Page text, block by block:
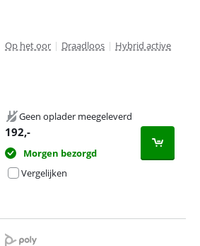
Op het oor | Draadloos | Hybrid active
Geen oplader meegeleverd
192,-
Morgen bezorgd
Vergelijken